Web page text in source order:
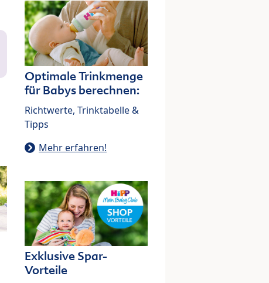
Optimale Trinkmenge
für Babys berechnen:
Richtwerte, Trinktabelle &
Tipps
Mehr erfahren!
Exklusive Spar-
Vorteile